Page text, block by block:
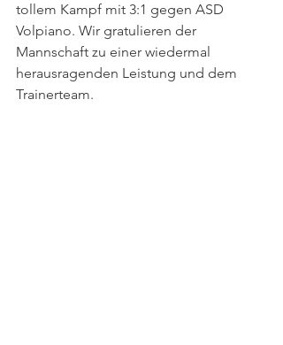
tollem Kampf mit 3:1 gegen ASD
Volpiano. Wir gratulieren der
Mannschaft zu einer wiedermal
herausragenden Leistung und dem
Trainerteam.